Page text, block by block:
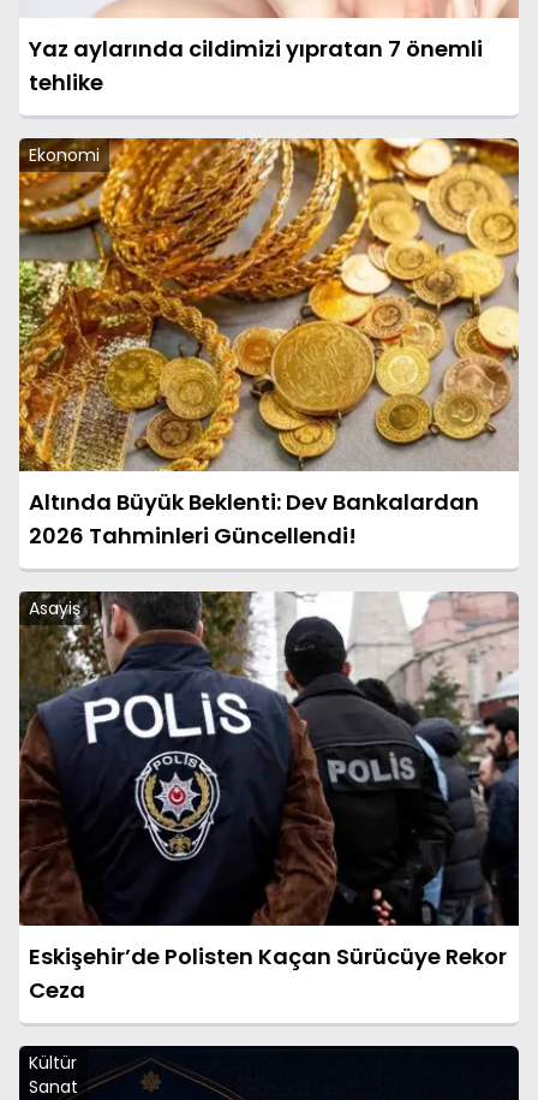
Yaz aylarında cildimizi yıpratan 7 önemli
tehlike
Ekonomi
Altında Büyük Beklenti: Dev Bankalardan
2026 Tahminleri Güncellendi!
Asayiş
Eskişehir’de Polisten Kaçan Sürücüye Rekor
Ceza
Kültür
Sanat